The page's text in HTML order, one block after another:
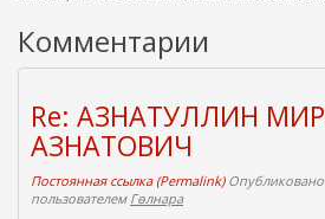
Комментарии
Re: АЗНАТУЛЛИН
АЗНАТОВИЧ
Постоянная ссылка (Permalink)Опубликовано
пользователем Гөлнара